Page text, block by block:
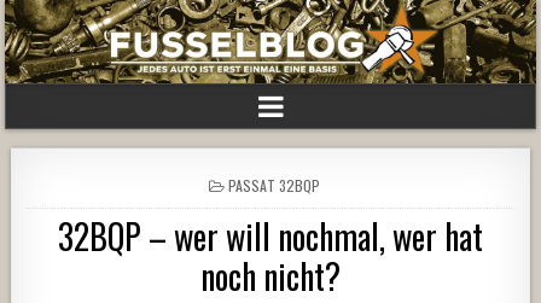
POSTED
IN
PASSAT 32BQP
32BQP – wer will nochmal, wer hat
noch nicht?